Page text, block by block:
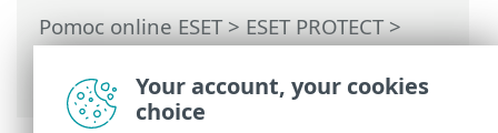
Pomoc online ESET>ESET PROTECT>
Pierwsze kroki>Konsola internetowa
ESET PROTECT> Importowanie pliku CSV
Your account, your cookies
choice